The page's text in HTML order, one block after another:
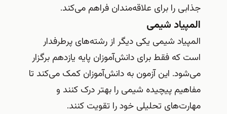
جذابی را برای علاقه‌مندان فراهم می‌کند.
المپیاد شیمی
المپیاد شیمی یکی دیگر از رشته‌های پرطرفدار
است که فقط برای دانش‌آموزان پایه یازدهم برگزار
می‌شود. این آزمون به دانش‌آموزان کمک می‌کند تا
مفاهیم پیچیده شیمی را بهتر درک کنند و
مهارت‌های تحلیلی خود را تقویت کنند.